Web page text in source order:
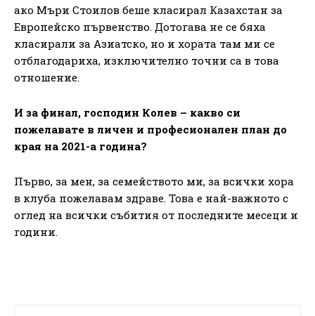
ако Мъри Стоилов беше класирал Казахстан за
Европейско първенство. Дотогава не се бяха
класирали за Азиатско, но и хората там ми се
отблагодариха, изключително точни са в това
отношение.
И за финал, господин Колев – какво си
пожелавате в личен и професионален план до
края на 2021-а година?
Първо, за мен, за семейството ми, за всички хора
в клуба пожелавам здраве. Това е най-важното с
оглед на всички събития от последните месеци и
години.